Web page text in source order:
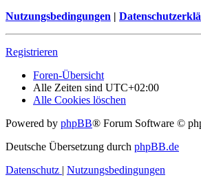
Nutzungsbedingungen |
Registrieren
Foren-Übersicht
Alle Zeiten sind UTC+02:00
Alle Cookies löschen
Powered by phpBB® Forum Software ©
Deutsche Übersetzung durch phpBB.de
Datenschutz | Nutzungsbedingungen